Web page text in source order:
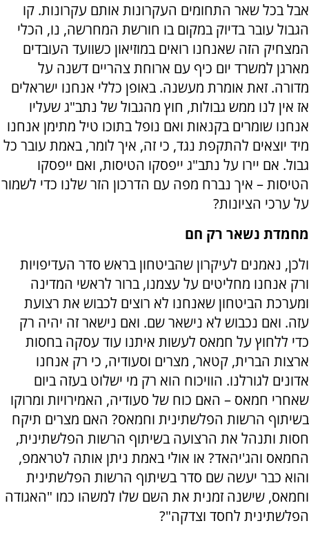
אבל בכל שאר התחומים העקרונות אותם עקרונות. קו
הגבול עובר בדיוק במקום בו חורשת המחרשה, נו, הכלי
המצחיק הזה שאנחנו רואים במוזיאון כשוועד העובדים
מארגן למשרד יום כיף עם ארוחת צהריים דשנה על
מדורה. זאת אומרת מעשנה. באופן כללי אנחנו ישראלים
אז אין לנו ממש גבולות, חוץ מהגבול של נתב"ג שעליו
אנחנו שומרים בקנאות ואם נופל בתוכו טיל מתימן אנחנו
מיד יוצאים להתקפת נגד, כי זה, איך לומר, באמת עובר כל
גבול. אם יירו על נתב"ג ייפסקו הטיסות, ואם ייפסקו
הטיסות – איך נברח מפה עם הדרכון הזר שלנו כדי לשמור
על ערכי הציונות?
מחמדת נשאר רק חם
ולכן, נאמנים לעיקרון שהביטחון בראש סדר העדיפויות
ורק אנחנו מחליטים על עצמנו, ברור לראשי המדינה
ומערכת הביטחון שאנחנו לא רוצים לכבוש את רצועת
עזה. ואם נכבוש לא נישאר שם. ואם נישאר זה יהיה רק
כדי ללחוץ על חמאס לעשות איתנו עוד עסקה בחסות
ארצות הברית, קטאר, מצרים וסעודיה, כי רק אנחנו
אדונים לגורלנו. הוויכוח הוא רק מי ישלוט בעזה ביום
שאחרי חמאס – האם כוח של סעודיה, האמירויות ומרוקו
בשיתוף הרשות הפלשתינית וחמאס? האם מצרים תיקח
חסות ותנהל את הרצועה בשיתוף הרשות הפלשתינית,
החמאס והג'יהאד? או אולי באמת ניתן אותה לטראמפ,
והוא כבר יעשה שם סדר בשיתוף הרשות הפלשתינית
וחמאס, שישנה זמנית את השם שלו למשהו כמו "האגודה
הפלשתינית לחסד וצדקה"?